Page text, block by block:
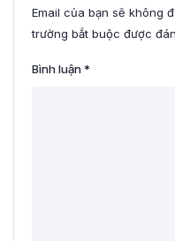
Email của bạn sẽ không
trường bắt buộc được
Bình luận*